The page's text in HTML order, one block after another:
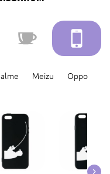
Meizu
Oppo